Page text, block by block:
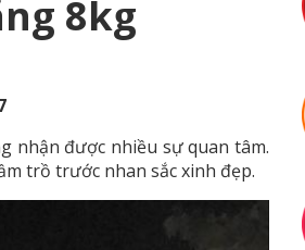
8kg
nhận được nhiều sự quan tâm.
trồ trước nhan sắc xinh đẹp.